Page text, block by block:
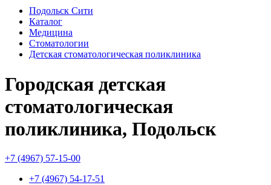
Подольск Сити
Каталог
Медицина
Стоматологии
Детская стоматологическая поликлиника
Городская детская
стоматологическая
поликлиника, Подольск
+7 (4967) 57-15-00
+7 (4967) 54-17-51